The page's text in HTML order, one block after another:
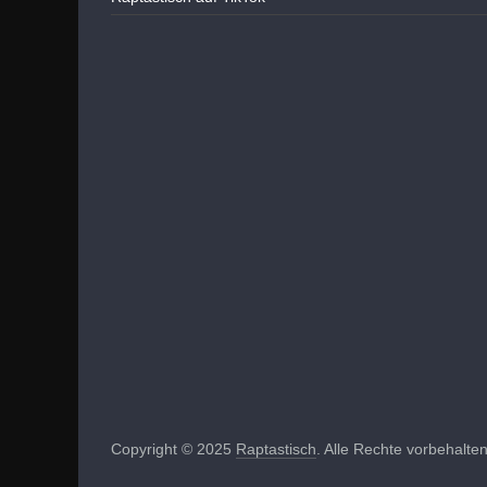
Copyright © 2025 Raptastisch . Alle Rechte